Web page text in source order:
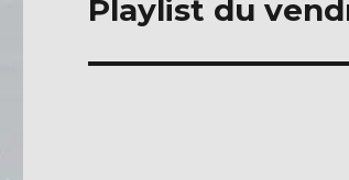
Publication
Playlist du